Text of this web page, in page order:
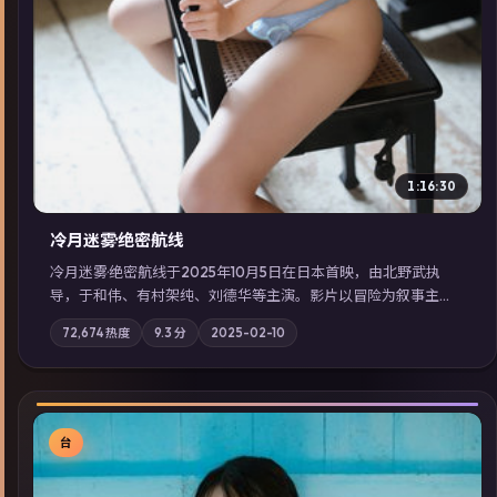
1:16:30
冷月迷雾·绝密航线
冷月迷雾·绝密航线于2025年10月5日在日本首映，由北野武执
导，于和伟、有村架纯、刘德华等主演。影片以冒险为叙事主
轴，记忆碎片重组后，主角发现自己从未活过“真实”的一天；摄
影与配乐强化地域气质；站内亦可通过「国产免费观看高清电视
剧在线看」延展检索同类型高分佳作，畅享高清在线追剧体验。
72,674热度 9.3 分 2025-02-10
台